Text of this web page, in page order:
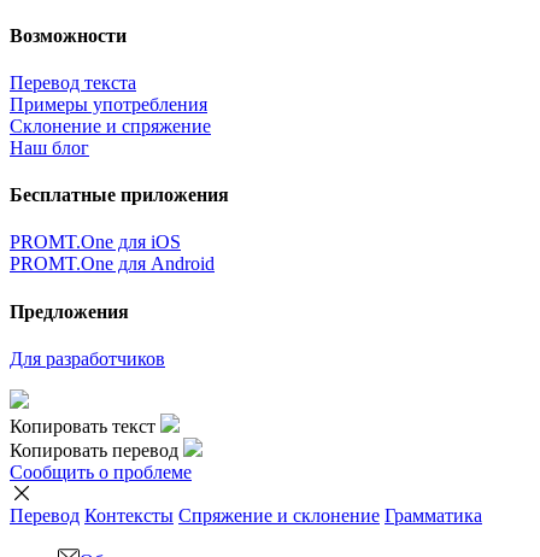
Возможности
Перевод текста
Примеры употребления
Склонение и спряжение
Наш блог
Бесплатные приложения
PROMT.One для iOS
PROMT.One для Android
Предложения
Для разработчиков
Копировать текст
Копировать перевод
Сообщить о проблеме
Перевод Контексты Спряжение и склонение Грамматика